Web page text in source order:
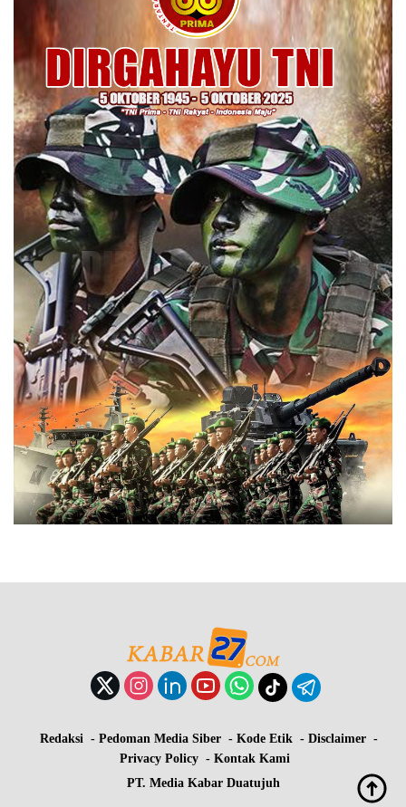
Redaksi Pedoman Media Siber Kode Etik
Disclaimer
Privacy Policy
Kontak Kami
PT. Media Kabar Duatujuh